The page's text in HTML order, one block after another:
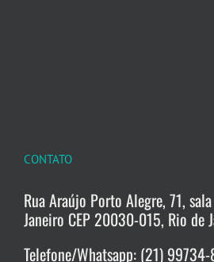
CONTATO
Rua Araújo Porto Alegre, 71,
Janeiro CEP 20030-015, Rio de
Telefone/Whatsapp: (21)